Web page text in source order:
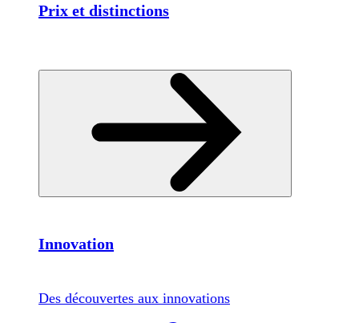
Prix et distinctions
Innovation
Des découvertes aux innovations